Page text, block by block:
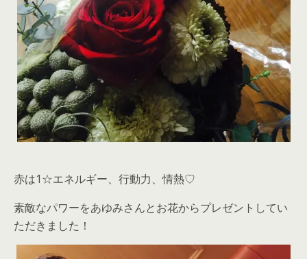
赤は1☆エネルギー、行動力、情熱♡
素敵なパワーをあゆみさんとお花からプレゼントしてい
ただきました！